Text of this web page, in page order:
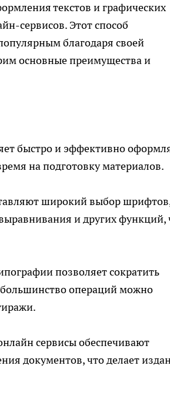
текстов и графических
сервисов. Этот способ
благодаря своей
основные преимущества и
быстро и эффективно
на подготовку материалов.
широкий выбор
и других функций,
позволяет сократить
большинство операций можно
сервисы обеспечивают
документов, что делает